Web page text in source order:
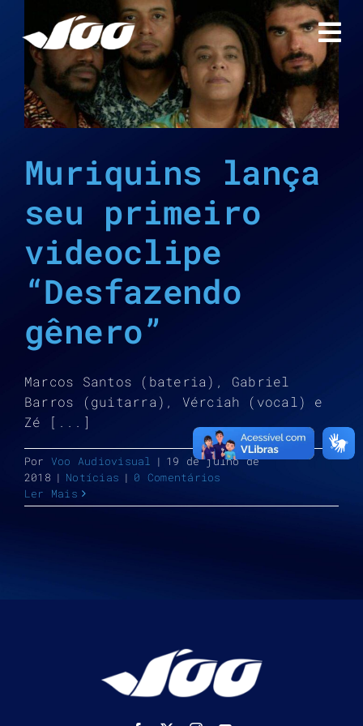
para
conteúdo
Muriquins lança
seu primeiro
videoclipe
“Desfazendo
gênero”
Marcos Santos (bateria), Gabriel
Barros (guitarra), Vérciah (vocal) e
Zé [...]
Por Voo Audiovisual | 19 de julho de
2018 | Notícias | 0 Comentários
Ler Mais